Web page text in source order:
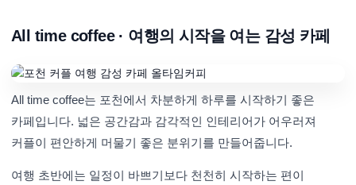
All time coffee · 여행의 시작을 여는 감성 카페
All time coffee는 포천에서 차분하게 하루를 시작하기 좋은
카페입니다. 넓은 공간감과 감각적인 인테리어가 어우러져
커플이 편안하게 머물기 좋은 분위기를 만들어줍니다.
여행 초반에는 일정이 바쁘기보다 천천히 시작하는 편이